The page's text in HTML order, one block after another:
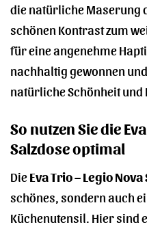
die natürliche Maserung
schönen Kontrast zum
für eine angenehme
nachhaltig gewonnen
natürliche Schönheit und
So nutzen Sie die
Salzdose optimal
DieEva Trio – Legio
schönes, sondern auch
Küchenutensil. Hier sind